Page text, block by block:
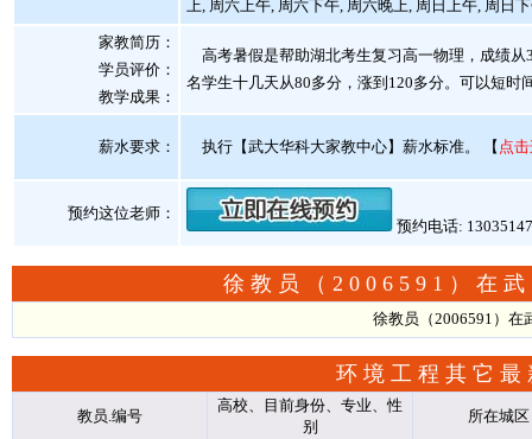
上, 周六上午, 周六下午, 周六晚上, 周日上午, 周日
家教简历：
学员评价：
教学成果：
高考暑假是帮助湖北考生复习高一物理，成绩从
名学生十几天从80多分，涨到120多分。可以短时
薪水要求： 执行【武大华科大家教中心】薪水标准。 【 点
预约这位老师：
预约电话:
徐教员（2006591）在
徐教员（2006591）在
环境工程其它
教员.编号
高校、目前身份、专业、性
别
所在城区